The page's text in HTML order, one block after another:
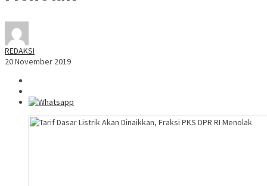
REDAKSI
20 November 2019